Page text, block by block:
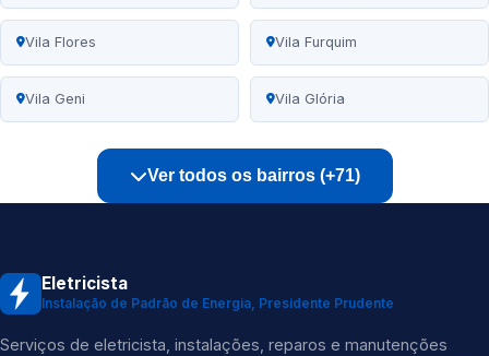
Vila Flores Vila Furquim
Vila Geni Vila Glória
Ver todos os bairros (+71)
Eletricista
Instalação de Padrão de Energia, Presidente Prudente
Serviços de eletricista, instalações, reparos e manutenções